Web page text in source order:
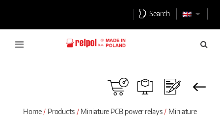
Search
Home Products Miniature PCB power relays
Miniature